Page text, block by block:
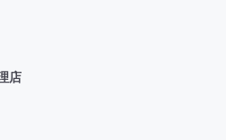
店